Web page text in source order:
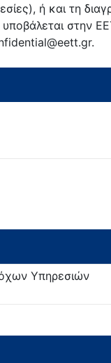
ή και τη
στην
Υπηρεσιών